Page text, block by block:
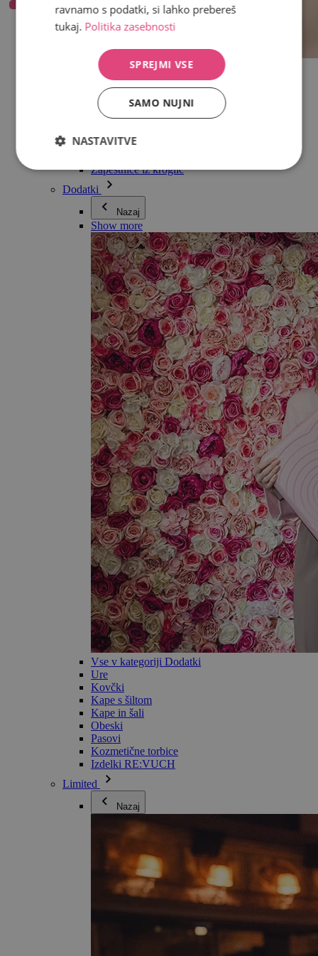
Vse v kategoriji Nakit
Uhani
Zapestnice
Ogrlice
Kolekcija Adéle Pečlové
Nakit za pare
Zapestnice iz kroglic
Dodatki
Nazaj
Show more
Vse v kategoriji Dodatki
Ure
Kovčki
Kape s šiltom
Kape in šali
Obeski
Pasovi
Kozmetične torbice
Izdelki RE:VUCH
Limited
Nazaj
ravnamo s podatki, si lahko prebereš
tukaj. Politika zasebnosti
SPREJMI VSE
SAMO NUJNI
NASTAVITVE